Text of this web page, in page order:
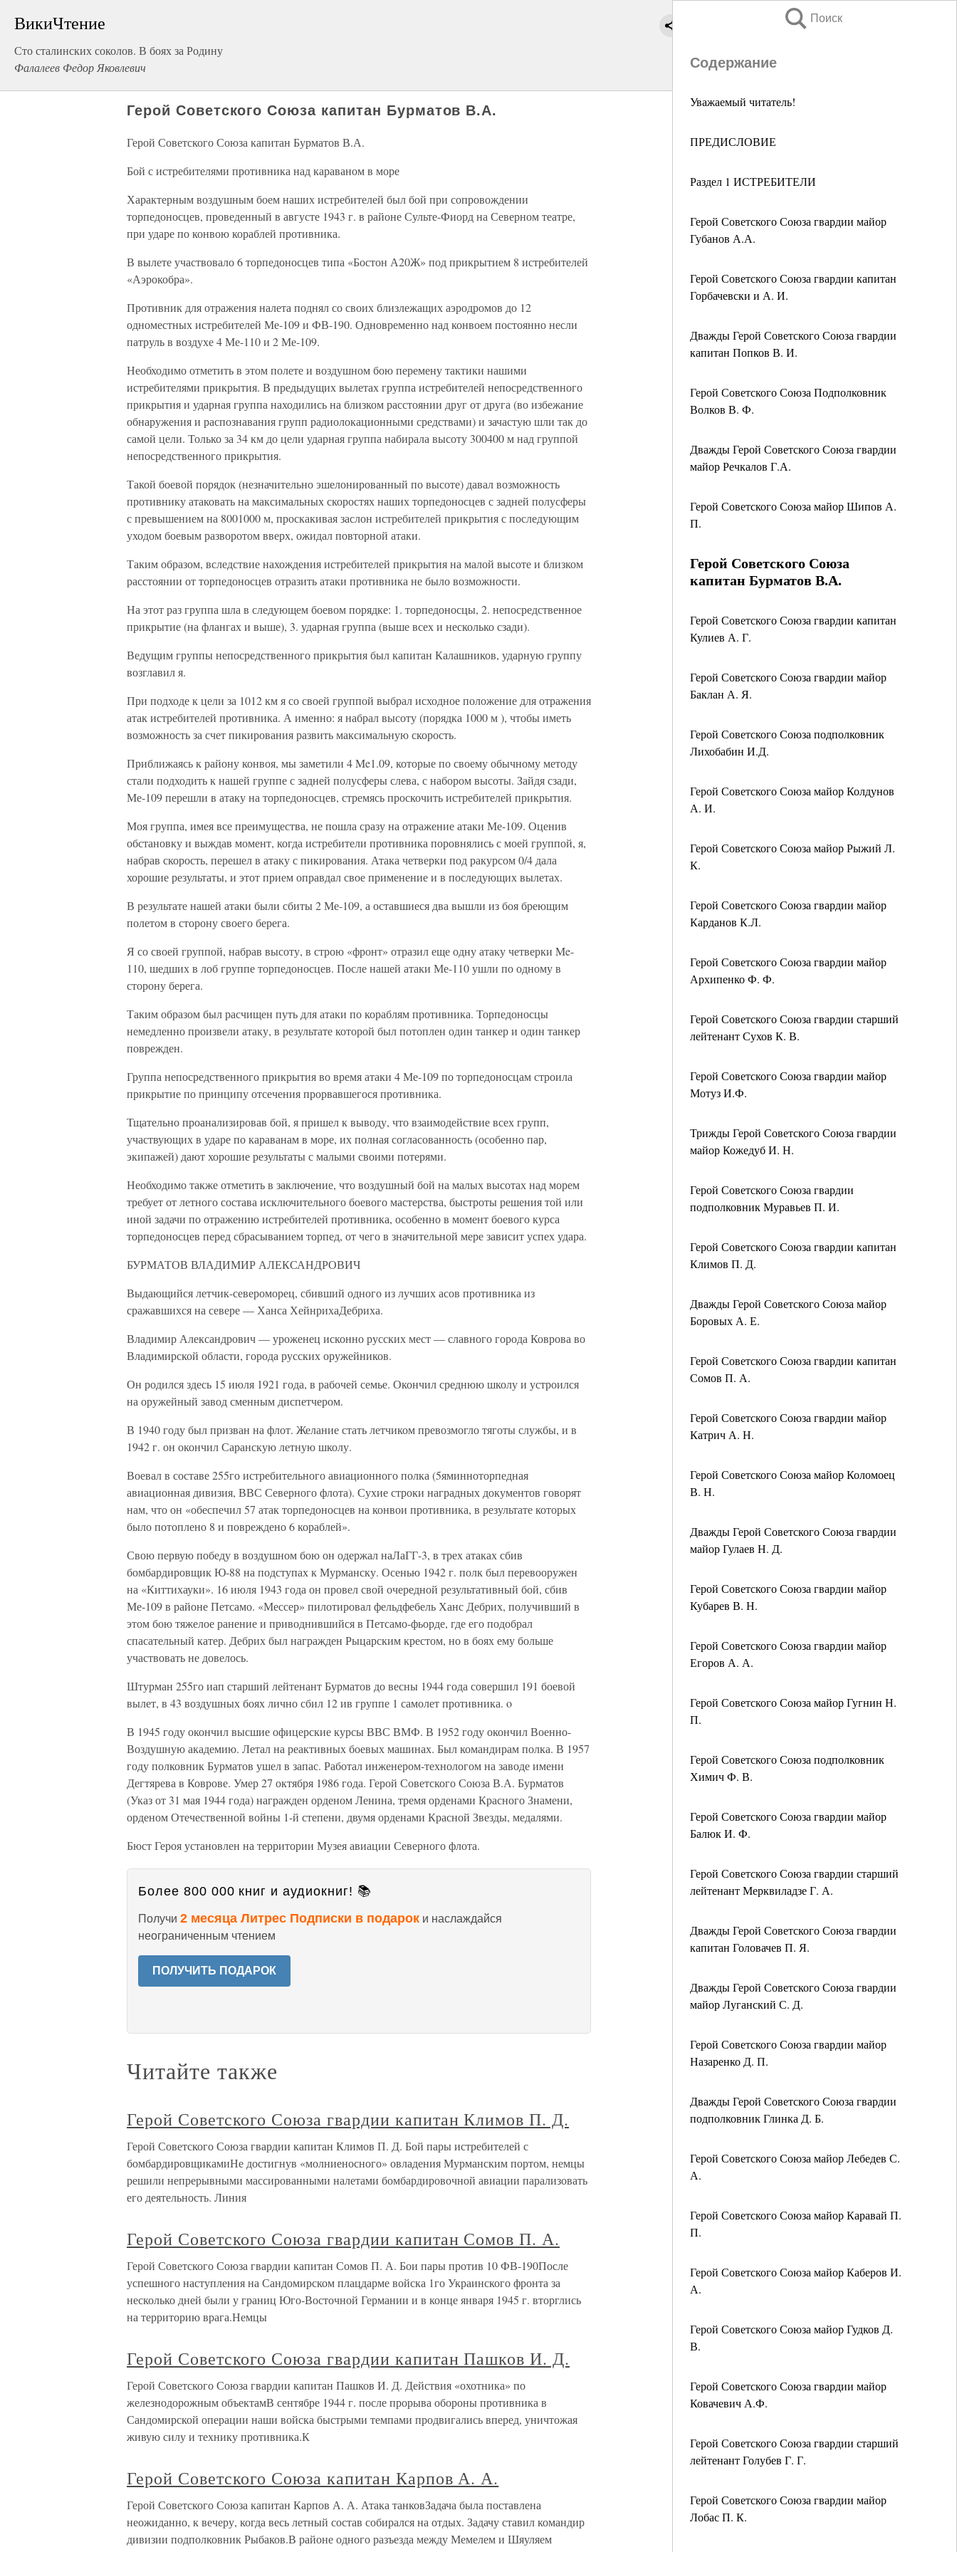
ВикиЧтение
Сто сталинских соколов. В боях за Родину
Фалалеев Федор Яковлевич
Поиск
Содержание
Уважаемый читатель!
ПРЕДИСЛОВИЕ
Раздел 1 ИСТРЕБИТЕЛИ
Герой Советского Союза гвардии майор
Губанов А.А.
Герой Советского Союза гвардии капитан
Горбачевски и А. И.
Дважды Герой Советского Союза гвардии
капитан Попков В. И.
Герой Советского Союза Подполковник
Волков В. Ф.
Дважды Герой Советского Союза гвардии
майор Речкалов Г.А.
Герой Советского Союза майор Шипов А.
П.
Герой Советского Союза
капитан Бурматов В.А.
Герой Советского Союза гвардии капитан
Кулиев А. Г.
Герой Советского Союза гвардии майор
Баклан А. Я.
Герой Советского Союза подполковник
Лихобабин И.Д.
Герой Советского Союза майор Колдунов
А. И.
Герой Советского Союза майор Рыжий Л.
К.
Герой Советского Союза гвардии майор
Карданов К.Л.
Герой Советского Союза гвардии майор
Архипенко Ф. Ф.
Герой Советского Союза гвардии старший
лейтенант Сухов К. В.
Герой Советского Союза гвардии майор
Мотуз И.Ф.
Трижды Герой Советского Союза гвардии
майор Кожедуб И. Н.
Герой Советского Союза гвардии
подполковник Муравьев П. И.
Герой Советского Союза гвардии капитан
Климов П. Д.
Дважды Герой Советского Союза майор
Боровых А. Е.
Герой Советского Союза гвардии капитан
Сомов П. А.
Герой Советского Союза гвардии майор
Катрич А. Н.
Герой Советского Союза майор Коломоец
В. Н.
Дважды Герой Советского Союза гвардии
майор Гулаев Н. Д.
Герой Советского Союза гвардии майор
Кубарев В. Н.
Герой Советского Союза гвардии майор
Егоров А. А.
Герой Советского Союза майор Гугнин Н.
П.
Герой Советского Союза подполковник
Химич Ф. В.
Герой Советского Союза гвардии майор
Балюк И. Ф.
Герой Советского Союза гвардии старший
лейтенант Мерквиладзе Г. А.
Дважды Герой Советского Союза гвардии
капитан Головачев П. Я.
Дважды Герой Советского Союза гвардии
майор Луганский С. Д.
Герой Советского Союза гвардии майор
Назаренко Д. П.
Дважды Герой Советского Союза гвардии
подполковник Глинка Д. Б.
Герой Советского Союза майор Лебедев С.
А.
Герой Советского Союза майор Каравай П.
П.
Герой Советского Союза майор Каберов И.
А.
Герой Советского Союза майор Гудков Д.
В.
Герой Советского Союза гвардии майор
Ковачевич А.Ф.
Герой Советского Союза гвардии старший
лейтенант Голубев Г. Г.
Герой Советского Союза гвардии майор
Лобас П. К.
Герой Советского Союза капитан Бурматов В.А.
Герой Советского Союза капитан Бурматов В.А.
Бой с истребителями противника над караваном в море
Характерным воздушным боем наших истребителей был бой при сопровождении
торпедоносцев, проведенный в августе 1943 г. в районе Сульте-Фиорд на Северном театре,
при ударе по конвою кораблей противника.
В вылете участвовало 6 торпедоносцев типа «Бостон А20Ж» под прикрытием 8 истребителей
«Аэрокобра».
Противник для отражения налета поднял со своих близлежащих аэродромов до 12
одноместных истребителей Ме-109 и ФВ-190. Одновременно над конвоем постоянно несли
патруль в воздухе 4 Ме-110 и 2 Ме-109.
Необходимо отметить в этом полете и воздушном бою перемену тактики нашими
истребителями прикрытия. В предыдущих вылетах группа истребителей непосредственного
прикрытия и ударная группа находились на близком расстоянии друг от друга (во избежание
обнаружения и распознавания групп радиолокационными средствами) и зачастую шли так до
самой цели. Только за 34 км до цели ударная группа набирала высоту 300400 м над группой
непосредственного прикрытия.
Такой боевой порядок (незначительно эшелонированный по высоте) давал возможность
противнику атаковать на максимальных скоростях наших торпедоносцев с задней полусферы
с превышением на 8001000 м, проскакивая заслон истребителей прикрытия с последующим
уходом боевым разворотом вверх, ожидал повторной атаки.
Таким образом, вследствие нахождения истребителей прикрытия на малой высоте и близком
расстоянии от торпедоносцев отразить атаки противника не было возможности.
На этот раз группа шла в следующем боевом порядке: 1. торпедоносцы, 2. непосредственное
прикрытие (на флангах и выше), 3. ударная группа (выше всех и несколько сзади).
Ведущим группы непосредственного прикрытия был капитан Калашников, ударную группу
возглавил я.
При подходе к цели за 1012 км я со своей группой выбрал исходное положение для отражения
атак истребителей противника. А именно: я набрал высоту (порядка 1000 м ), чтобы иметь
возможность за счет пикирования развить максимальную скорость.
Приближаясь к району конвоя, мы заметили 4 Me1.09, которые по своему обычному методу
стали подходить к нашей группе с задней полусферы слева, с набором высоты. Зайдя сзади,
Ме-109 перешли в атаку на торпедоносцев, стремясь проскочить истребителей прикрытия.
Моя группа, имея все преимущества, не пошла сразу на отражение атаки Ме-109. Оценив
обстановку и выждав момент, когда истребители противника поровнялись с моей группой, я,
набрав скорость, перешел в атаку с пикирования. Атака четверки под ракурсом 0/4 дала
хорошие результаты, и этот прием оправдал свое применение и в последующих вылетах.
В результате нашей атаки были сбиты 2 Ме-109, а оставшиеся два вышли из боя бреющим
полетом в сторону своего берега.
Я со своей группой, набрав высоту, в строю «фронт» отразил еще одну атаку четверки Me-
110, шедших в лоб группе торпедоносцев. После нашей атаки Ме-110 ушли по одному в
сторону берега.
Таким образом был расчищен путь для атаки по кораблям противника. Торпедоносцы
немедленно произвели атаку, в результате которой был потоплен один танкер и один танкер
поврежден.
Группа непосредственного прикрытия во время атаки 4 Ме-109 по торпедоносцам строила
прикрытие по принципу отсечения прорвавшегося противника.
Тщательно проанализировав бой, я пришел к выводу, что взаимодействие всех групп,
участвующих в ударе по караванам в море, их полная согласованность (особенно пар,
экипажей) дают хорошие результаты с малыми своими потерями.
Необходимо также отметить в заключение, что воздушный бой на малых высотах над морем
требует от летного состава исключительного боевого мастерства, быстроты решения той или
иной задачи по отражению истребителей противника, особенно в момент боевого курса
торпедоносцев перед сбрасыванием торпед, от чего в значительной мере зависит успех удара.
БУРМАТОВ ВЛАДИМИР АЛЕКСАНДРОВИЧ
Выдающийся летчик-североморец, сбивший одного из лучших асов противника из
сражавшихся на севере — Ханса ХейнрихаДебриха.
Владимир Александрович — уроженец исконно русских мест — славного города Коврова во
Владимирской области, города русских оружейников.
Он родился здесь 15 июля 1921 года, в рабочей семье. Окончил среднюю школу и устроился
на оружейный завод сменным диспетчером.
В 1940 году был призван на флот. Желание стать летчиком превозмогло тяготы службы, и в
1942 г. он окончил Саранскую летную школу.
Воевал в составе 255го истребительного авиационного полка (5яминноторпедная
авиационная дивизия, ВВС Северного флота). Сухие строки наградных документов говорят
нам, что он «обеспечил 57 атак торпедоносцев на конвои противника, в результате которых
было потоплено 8 и повреждено 6 кораблей».
Свою первую победу в воздушном бою он одержал наЛаГГ-3, в трех атаках сбив
бомбардировщик Ю-88 на подступах к Мурманску. Осенью 1942 г. полк был перевооружен
на «Киттихауки». 16 июля 1943 года он провел свой очередной результативный бой, сбив
Ме-109 в районе Петсамо. «Мессер» пилотировал фельдфебель Ханс Дебрих, получивший в
этом бою тяжелое ранение и приводнившийся в Петсамо-фьорде, где его подобрал
спасательный катер. Дебрих был награжден Рыцарским крестом, но в боях ему больше
участвовать не довелось.
Штурман 255го иап старший лейтенант Бурматов до весны 1944 года совершил 191 боевой
вылет, в 43 воздушных боях лично сбил 12 ив группе 1 самолет противника. o
В 1945 году окончил высшие офицерские курсы ВВС ВМФ. В 1952 году окончил Военно-
Воздушную академию. Летал на реактивных боевых машинах. Был командирам полка. В 1957
году полковник Бурматов ушел в запас. Работал инженером-технологом на заводе имени
Дегтярева в Коврове. Умер 27 октября 1986 года. Герой Советского Союза В.А. Бурматов
(Указ от 31 мая 1944 года) награжден орденом Ленина, тремя орденами Красного Знамени,
орденом Отечественной войны 1-й степени, двумя орденами Красной Звезды, медалями.
Бюст Героя установлен на территории Музея авиации Северного флота.
Более 800 000 книг и аудиокниг! 📚
Получи 2 месяца Литрес Подписки в подарок и наслаждайся
неограниченным чтением
ПОЛУЧИТЬ ПОДАРОК
Читайте также
Герой Советского Союза гвардии капитан Климов П. Д.
Герой Советского Союза гвардии капитан Климов П. Д. Бой пары истребителей с
бомбардировщикамиНе достигнув «молниеносного» овладения Мурманским портом, немцы
решили непрерывными массированными налетами бомбардировочной авиации парализовать
его деятельность. Линия
Герой Советского Союза гвардии капитан Сомов П. А.
Герой Советского Союза гвардии капитан Сомов П. А. Бои пары против 10 ФВ-190После
успешного наступления на Сандомирском плацдарме войска 1го Украинского фронта за
несколько дней были у границ Юго-Восточной Германии и в конце января 1945 г. вторглись
на территорию врага.Немцы
Герой Советского Союза гвардии капитан Пашков И. Д.
Герой Советского Союза гвардии капитан Пашков И. Д. Действия «охотника» по
железнодорожным объектамВ сентябре 1944 г. после прорыва обороны противника в
Сандомирской операции наши войска быстрыми темпами продвигались вперед, уничтожая
живую силу и технику противника.К
Герой Советского Союза капитан Карпов А. А.
Герой Советского Союза капитан Карпов А. А. Атака танковЗадача была поставлена
неожиданно, к вечеру, когда весь летный состав собирался на отдых. Задачу ставил командир
дивизии подполковник Рыбаков.В районе одного разъезда между Мемелем и Шяуляем